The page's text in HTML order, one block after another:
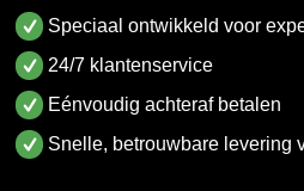
Speciaal ontwikkeld voor
24/7 klantenservice
Eénvoudig achteraf betalen
Snelle, betrouwbare levering